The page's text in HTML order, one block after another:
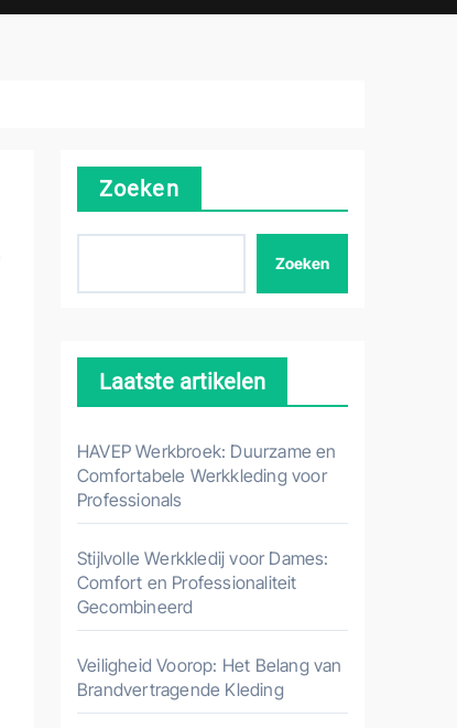
Zoeken
Zoeken
Laatste artikelen
HAVEP Werkbroek: Duurzame en
Comfortabele Werkkleding voor
Professionals
Stijlvolle Werkkledij voor Dames:
Comfort en Professionaliteit
Gecombineerd
Veiligheid Voorop: Het Belang van
Brandvertragende Kleding